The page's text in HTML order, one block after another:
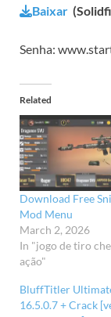
Baixar
Senha:
Related
Download Free
Mod Menu
March 2, 2026
In "jogo de tiro
ação"
BluffTitler
16.5.0.7 + Crack